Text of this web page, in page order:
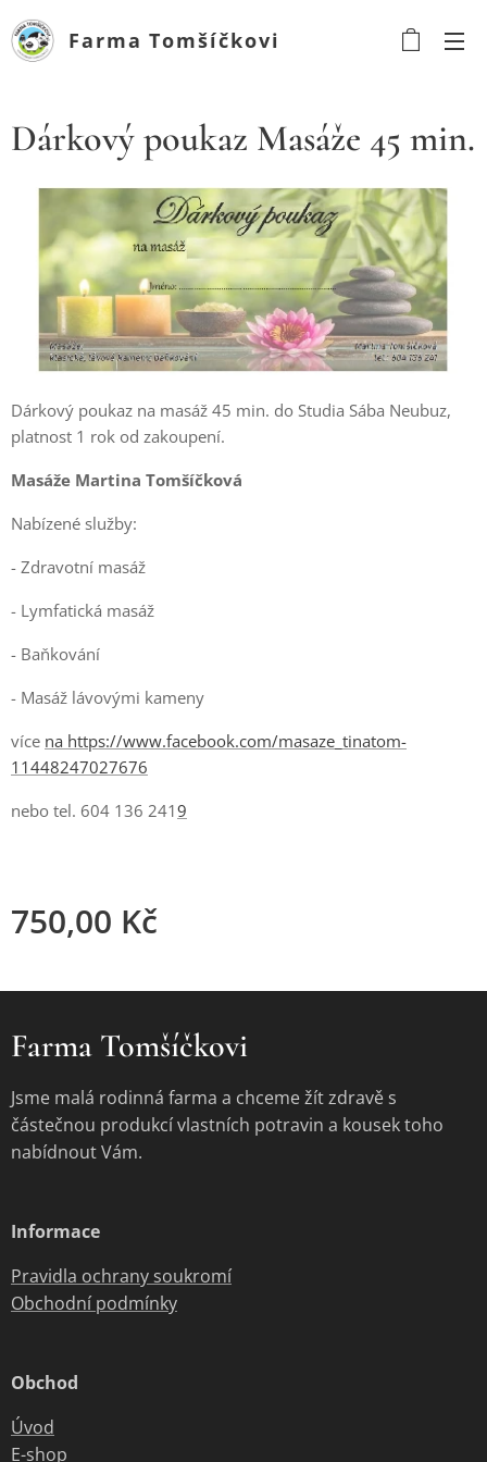
Farma Tomšíčkovi
Dárkový poukaz Masáže 45 min.
Dárkový poukaz na masáž 45 min. do Studia Sába Neubuz,
platnost 1 rok od zakoupení.
Masáže Martina Tomšíčková
Nabízené služby:
- Zdravotní masáž
- Lymfatická masáž
- Baňkování
- Masáž lávovými kameny
více na https://www.facebook.com/masaze_tinatom-
11448247027676
nebo tel. 604 136 2419
750,00 Kč
Farma Tomšíčkovi
Jsme malá rodinná farma a chceme žít zdravě s
částečnou produkcí vlastních potravin a kousek toho
nabídnout Vám.
Informace
Pravidla ochrany soukromí
Obchodní podmínky
Obchod
Úvod
E-shop